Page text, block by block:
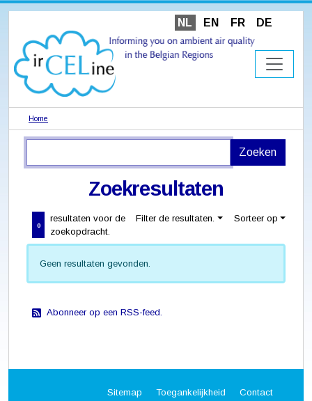
NL EN FR DE
Home
Zoekresultaten
0
resultaten voor de
zoekopdracht.
Filter de resultaten. Sorteer op
Geen resultaten gevonden.
Abonneer op een RSS-feed.
Sitemap Toegankelijkheid Contact